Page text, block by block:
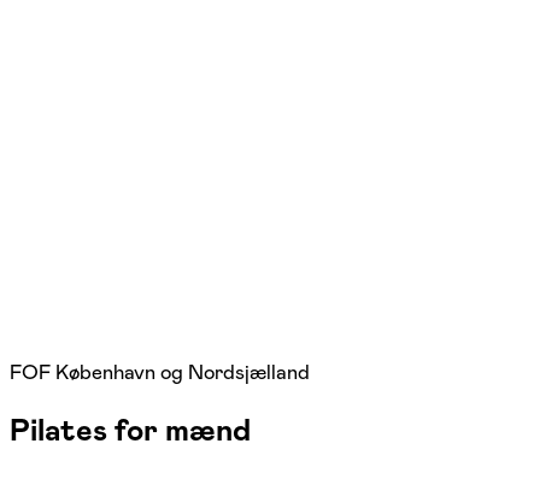
FOF København og Nordsjælland
Pilates for mænd